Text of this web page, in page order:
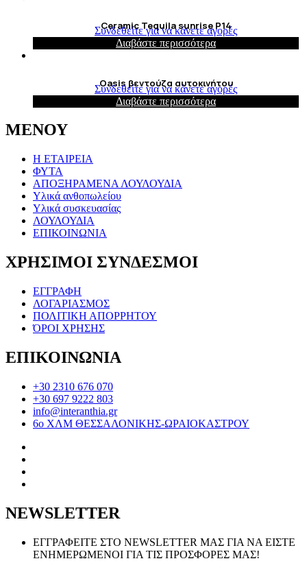
Ceramic Tequila sunrise P14
Συνδεθείτε για να κάνετε αγορές
Διαβάστε περισσότερα
Oasis βεντούζα αυτοκινήτου
Συνδεθείτε για να κάνετε αγορές
Διαβάστε περισσότερα
ΜΕΝΟΥ
Η ΕΤΑΙΡΕΙΑ
ΦΥΤΑ
ΑΠΟΞΗΡΑΜΕΝΑ ΛΟΥΛΟΥΔΙΑ
Υλικά ανθοπωλείου
Υλικά συσκευασίας
ΛΟΥΛΟΥΔΙΑ
ΕΠΙΚΟΙΝΩΝΙΑ
ΧΡΗΣΙΜΟΙ ΣΥΝΔΕΣΜΟΙ
ΕΓΓΡΑΦΗ
ΛΟΓΑΡΙΑΣΜΟΣ
ΠΟΛΙΤΙΚΗ ΑΠΟΡΡΗΤΟΥ
ΌΡΟΙ ΧΡΗΣΗΣ
ΕΠΙΚΟΙΝΩΝΙΑ
+30 2310 676 070
+30 697 9222 803
info@interanthia.gr
6ο ΧΛΜ ΘΕΣΣΑΛΟΝΙΚΗΣ-ΩΡΑΙΟΚΑΣΤΡΟΥ
NEWSLETTER
ΕΓΓΡΑΦΕΙΤΕ ΣΤΟ NEWSLETTER ΜΑΣ ΓΙΑ ΝΑ ΕΙΣΤΕ
ΕΝΗΜΕΡΩΜΕΝΟΙ ΓΙΑ ΤΙΣ ΠΡΟΣΦΟΡΕΣ ΜΑΣ!